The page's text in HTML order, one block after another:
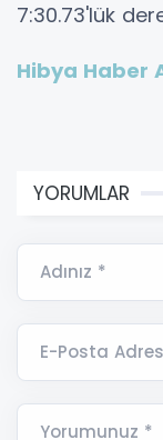
7:30.73'lük
Hibya Haber
YORUMLAR
Adınız *
E-Posta
Yorumunuz *